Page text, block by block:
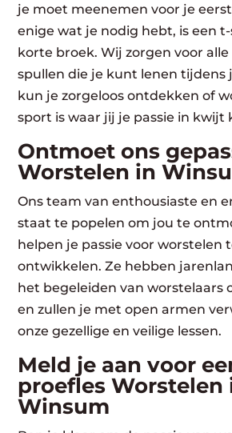
je moet meenemen voor je
enige wat je nodig hebt, is een
korte broek. Wij zorgen voor
spullen die je kunt lenen tijdens
kun je zorgeloos ontdekken of
sport is waar jij je passie in kwijt
Ontmoet ons
Worstelen in
Ons team van enthousiaste en
staat te popelen om jou te
helpen je passie voor worstelen
ontwikkelen. Ze hebben
het begeleiden van worstelaars
en zullen je met open armen
onze gezellige en veilige lessen.
Meld je aan voor
proefles Worstelen
Winsum